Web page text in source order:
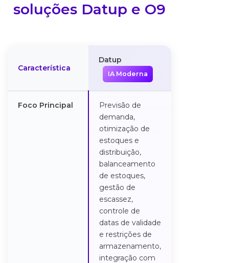
soluções Datup e O9
Característica
Datup
IA Moderna
Foco Principal
Previsão de
demanda,
otimização de
estoques e
distribuição,
balanceamento
de estoques,
gestão de
escassez,
controle de
datas de validade
e restrições de
armazenamento,
integração com